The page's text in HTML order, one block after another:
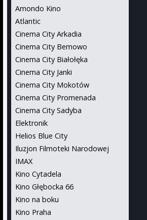
Amondo Kino
Atlantic
Cinema City Arkadia
Cinema City Bemowo
Cinema City Białołęka
Cinema City Janki
Cinema City Mokotów
Cinema City Promenada
Cinema City Sadyba
Elektronik
Helios Blue City
Iluzjon Filmoteki Narodowej
IMAX
Kino Cytadela
Kino Głębocka 66
Kino na boku
Kino Praha